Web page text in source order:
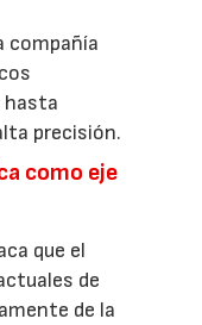
compañía
hasta
precisión.
como eje
que el
de
de la